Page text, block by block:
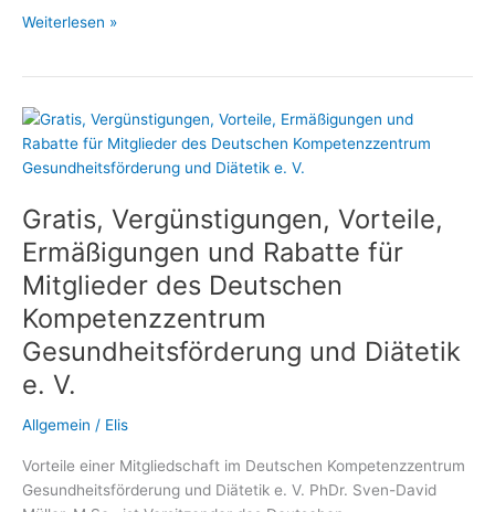
Diätassistenten
von
der
Mitgliedschaft
Deutschen
Kompetenzzentrum
Gesundheitsförderung
und
Diätetik
Weiterlesen »
Gratis, Vergünstigungen, Vorteile,
Ermäßigungen und Rabatte für
Mitglieder des Deutschen
Kompetenzzentrum
Gesundheitsförderung und Diätetik
e. V.
Allgemein / Elis
Vorteile einer Mitgliedschaft im Deutschen Kompetenzzentrum
Gesundheitsförderung und Diätetik e. V. PhDr. Sven-David